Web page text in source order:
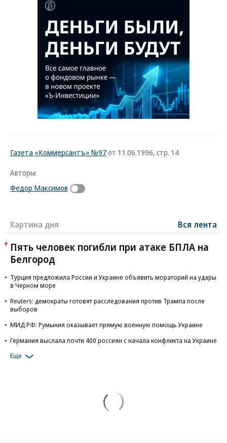
Газета «Коммерсантъ» №97от 11.06.1996, стр. 14
Авторы:
Федор Максимов
Картина дня Вся лента
Пять человек погибли при атаке БПЛА на
Белгород
Турция предложила России и Украине объявить мораторий на удары
в Черном море
Reuters: демократы готовят расследования против Трампа после
выборов
МИД РФ: Румыния оказывает прямую военную помощь Украине
Германия выслала почти 400 россиян с начала конфликта на Украине
Еще